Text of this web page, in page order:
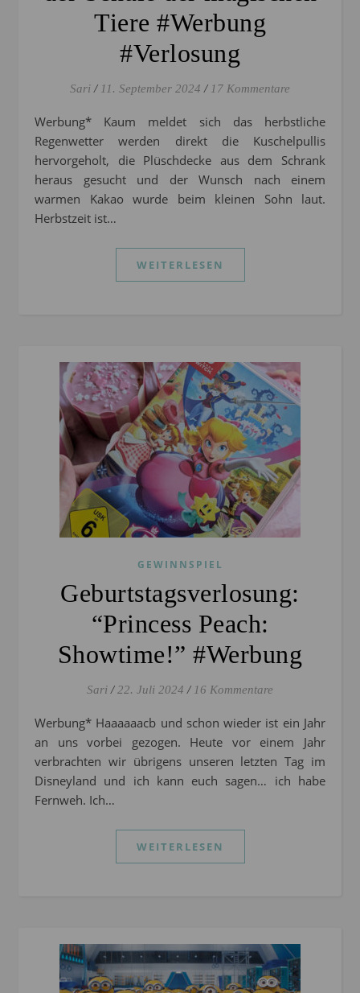
Tiere #Werbung
#Verlosung
Sari / 11. September 2024 / 17 Kommentare
Werbung* Kaum meldet sich das herbstliche
Regenwetter werden direkt die Kuschelpullis
hervorgeholt, die Plüschdecke aus dem Schrank
heraus gesucht und der Wunsch nach einem
warmen Kakao wurde beim kleinen Sohn laut.
Herbstzeit ist…
WEITERLESEN
GEWINNSPIEL
Geburtstagsverlosung:
“Princess Peach:
Showtime!” #Werbung
Sari / 22. Juli 2024 / 16 Kommentare
Werbung* Haaaaaacb und schon wieder ist ein Jahr
an uns vorbei gezogen. Heute vor einem Jahr
verbrachten wir übrigens unseren letzten Tag im
Disneyland und ich kann euch sagen… ich habe
Fernweh. Ich…
WEITERLESEN